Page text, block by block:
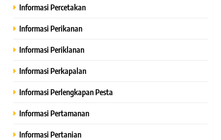
Informasi Percetakan
Informasi Perikanan
Informasi Periklanan
Informasi Perkapalan
Informasi Perlengkapan Pesta
Informasi Pertamanan
Informasi Pertanian